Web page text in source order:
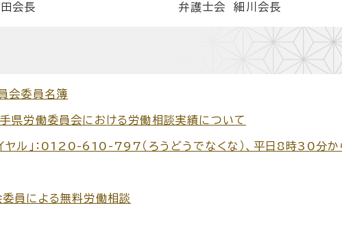
長 弁護士会 細川会長
会委員名簿
県労働委員会における労働相談実績について
ヤル」：0120-610-797（ろうどうでなくな）、平日8時30分か
員による無料労働相談